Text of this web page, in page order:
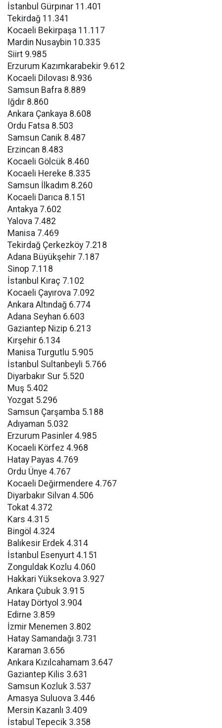
İstanbul Gürpınar 11.401
Tekirdağ 11.341
Kocaeli Bekirpaşa 11.117
Mardin Nusaybin 10.335
Siirt 9.985
Erzurum Kazımkarabekir 9.612
Kocaeli Dilovası 8.936
Samsun Bafra 8.889
Iğdır 8.860
Ankara Çankaya 8.608
Ordu Fatsa 8.503
Samsun Canik 8.487
Erzincan 8.483
Kocaeli Gölcük 8.460
Kocaeli Hereke 8.335
Samsun İlkadım 8.260
Kocaeli Darıca 8.151
Antakya 7.602
Yalova 7.482
Manisa 7.469
Tekirdağ Çerkezköy 7.218
Adana Büyükşehir 7.187
Sinop 7.118
İstanbul Kıraç 7.102
Kocaeli Çayırova 7.092
Ankara Altındağ 6.774
Adana Seyhan 6.603
Gaziantep Nizip 6.213
Kırşehir 6.134
Manisa Turgutlu 5.905
İstanbul Sultanbeyli 5.766
Diyarbakır Sur 5.520
Muş 5.402
Yozgat 5.296
Samsun Çarşamba 5.188
Adıyaman 5.032
Erzurum Pasinler 4.985
Kocaeli Körfez 4.968
Hatay Payas 4.769
Ordu Ünye 4.767
Kocaeli Değirmendere 4.767
Diyarbakır Silvan 4.506
Tokat 4.372
Kars 4.315
Bingöl 4.324
Balıkesir Erdek 4.314
İstanbul Esenyurt 4.151
Zonguldak Kozlu 4.060
Hakkari Yüksekova 3.927
Ankara Çubuk 3.915
Hatay Dörtyol 3.904
Edirne 3.859
İzmir Menemen 3.802
Hatay Samandağı 3.731
Karaman 3.656
Ankara Kızılcahamam 3.647
Gaziantep Kilis 3.631
Samsun Kozluk 3.537
Amasya Suluova 3.446
Mersin Kazanlı 3.409
İstabul Tepecik 3.358